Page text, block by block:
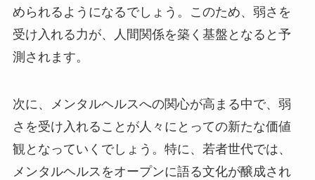
められるようになるでしょう。このため、弱さを
受け入れる力が、人間関係を築く基盤となると予
測されます。
次に、メンタルヘルスへの関心が高まる中で、弱
さを受け入れることが人々にとっての新たな価値
観となっていくでしょう。特に、若者世代では、
メンタルヘルスをオープンに語る文化が醸成され